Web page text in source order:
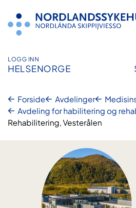
innhold
LOGG INN
HELSENORGE
Forside Avdelinger
Avdeling for habilitering og
Rehabilitering, Vesterålen